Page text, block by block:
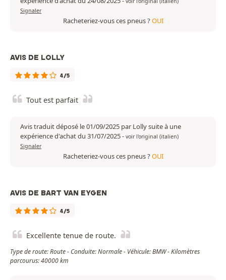
Signaler
Racheteriez-vous ces pneus ?OUI
AVIS DE LOLLY
4/5
Tout est parfait
Avis traduit déposé le 01/09/2025 par Lolly suite à une
expérience d'achat du 31/07/2025- voir l'original (italien)
Signaler
Racheteriez-vous ces pneus ?OUI
AVIS DE BART VAN EYGEN
4/5
Excellente tenue de route.
Type de route: Route - Conduite: Normale - Véhicule: BMW - Kilomètres
parcourus: 40000 km